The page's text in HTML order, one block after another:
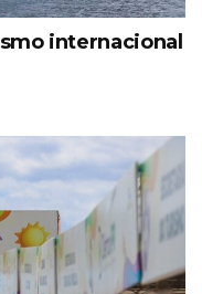
internacional